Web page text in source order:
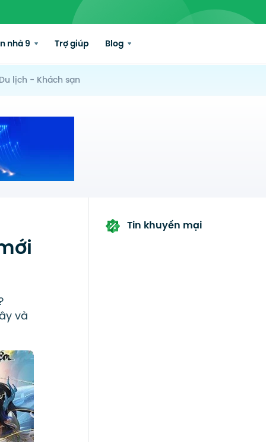
nhà 9 Trợ giúp Blog
Du lịch - Khách sạn
và
Tin khuyến mại